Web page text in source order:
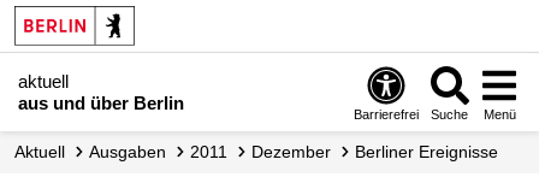
aktuell
aus und über Berlin
Barrierefrei Suche Menü
aktuell Ausgaben 2011 Dezember Berliner Ereignisse